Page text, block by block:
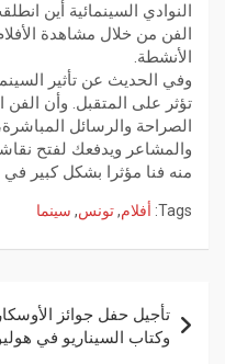
النوادي السينمائية أين
الفن من خلال مشاهدة
الأنشطة.
وفي الحديث عن تأثير
تؤثر على المتقبل. وأن
الصراحة والرسائل
والمشاعر ويدفعك لفتح
منه فنا مؤثرا بشكل كبير
Tags: أفلام,تونس, سينما
تأجيل حفل جوائز
وكتاب السيناريو في